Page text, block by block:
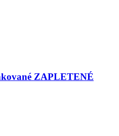
ZAPLETENÉ